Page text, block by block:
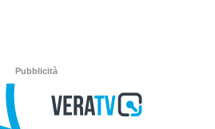
Pubblicità